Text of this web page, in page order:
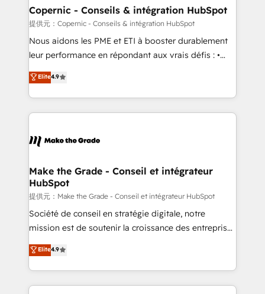
One company, one operating model, delivering
across offices and consulting teams in the UK, USA,
Canada, Germany, France, Belgium, Singapore, and
South Africa. Certified compliant with ISO/IEC
international offices and 175+ employees.
Copernic - Conseils & intégration HubSpot
提供元：Copernic - Conseils & intégration HubSpot
Nous aidons les PME et ETI à booster durablement
leur performance en répondant aux vrais défis : •
Intégration de HubSpot avec d’autres outils (ERP,
téléphonie, etc.) • Alignement des équipes grâce à un
outil et des données partagées • Amélioration de la
collecte et de l’analyse des données pour des
de la productivité des équipes Notre équipe de 30
avec un engagement total, alignant processus
métiers et technologie, et guidant vos équipes à
travers le changement, tout en centrant vos objectifs
d’entreprise. Grâce à une méthodologie éprouvée
auprès de plus de 400 clients, nous comprenons
HubSpot dans votre organisation. Pour toute
question technique ou besoin de structuration de
Elite4.9
Make the Grade - Conseil et intégrateur
HubSpot
提供元：Make the Grade - Conseil et intégrateur HubSpot
Société de conseil en stratégie digitale, notre
mission est de soutenir la croissance des entreprises
B2B à travers l’acquisition de nouveaux clients,
l'intégration CRM et le développement des revenus
auprès de vos comptes existants. En France et à
l'international, nous travaillons avec des ETI
Elite4.9